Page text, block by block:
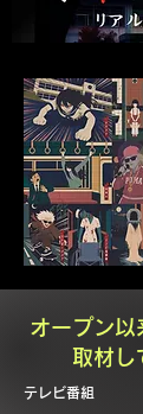
オープン以
取材し
テレビ番組